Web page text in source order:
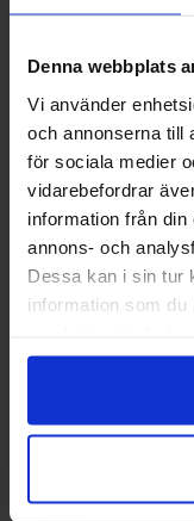
Denna webbplats
Vi använder
och annonserna till
för sociala medier
vidarebefordrar
information från
annons- och
Dessa kan i sin tur
information som du
7UP Zero Pink